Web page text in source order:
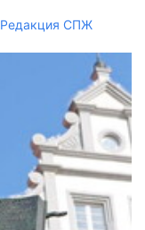
Редакция СПЖ